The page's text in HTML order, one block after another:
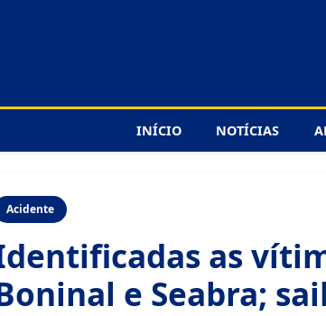
INÍCIO NOTÍCIAS
Acidente
as
e Seabra;